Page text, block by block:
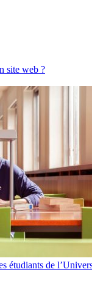
site web ?
étudiants de